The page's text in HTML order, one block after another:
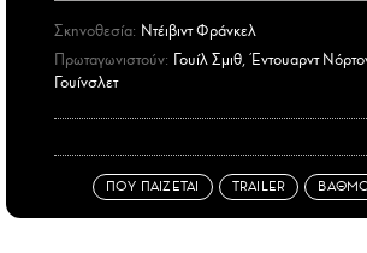
Σκηνοθεσία: Ντέιβιντ Φράνκελ
Πρωταγωνιστούν: Γουίλ Σμιθ, Έντουαρντ
Γουίνσλετ
ΠΟΥ ΠΑΙΖΕΤΑΙ TRAILER